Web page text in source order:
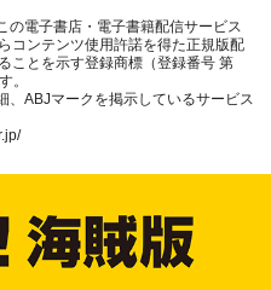
の電子書店・電子書籍配信サービス
コンテンツ使用許諾を得た正規版配
ことを示す登録商標（登録番号 第
。
、ABJマークを掲示しているサービス